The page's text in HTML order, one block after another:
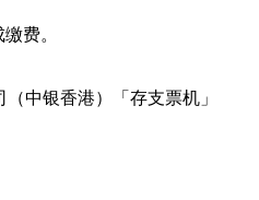
费。
中银香港）「存支票机」